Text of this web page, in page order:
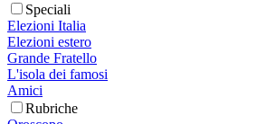
Speciali
Elezioni Italia
Elezioni estero
Grande Fratello
L'isola dei famosi
Amici
Rubriche